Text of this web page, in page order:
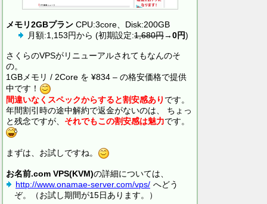
メモリ2GBプラン CPU:3core、Disk:200GB
月額:1,153円から (初期設定:1,680円→0円)
さくらのVPSがリニューアルされてもなんのそ
の。
1GBメモリ / 2Core を ¥834 – の格安価格で提供
中です！
間違いなくスペックからすると割安感あり です。
年間割引時の途中解約で返金がないのは、 ちょっ
と残念ですが、 それでもこの割安感は魅力です。
まずは、お試しですね。
お名前.com VPS(KVM)の詳細については、
http://www.onamae-server.com/vps/ へどう
ぞ。（お試し期間が15日あります。）